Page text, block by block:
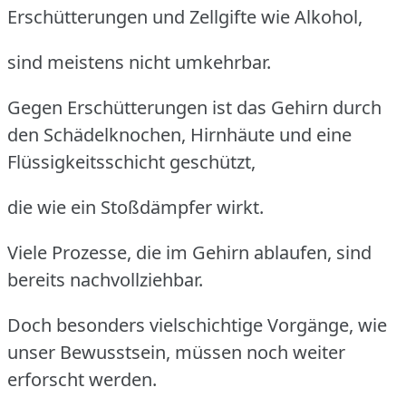
Erschütterungen und Zellgifte wie Alkohol,
sind meistens nicht umkehrbar.
Gegen Erschütterungen ist das Gehirn durch
den Schädelknochen, Hirnhäute und eine
Flüssigkeitsschicht geschützt,
die wie ein Stoßdämpfer wirkt.
Viele Prozesse, die im Gehirn ablaufen, sind
bereits nachvollziehbar.
Doch besonders vielschichtige Vorgänge, wie
unser Bewusstsein, müssen noch weiter
erforscht werden.